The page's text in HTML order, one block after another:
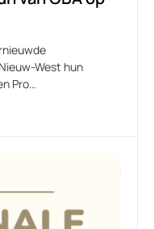
West hun
Pro…